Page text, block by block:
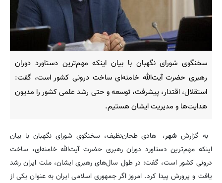
سخنگوی شورای نگهبان با بیان اینکه مهم‌ترین دستاورد دوران
رهبری حضرت آیت‌الله خامنه‌ای ساخت درونی کشور است، گفت:
استقلال، اقتدار، پیشرفت، توسعه و حتی رشد علمی کشور را مدیون
هدایت‌ها و مدیریت ایشان هستیم.
به گزارش شهر، هادی طحان‌نظیف، سخنگوی شورای نگهبان با بیان
اینکه مهم‌ترین دستاورد دوران رهبری حضرت آیت‌الله خامنه‌ای، ساخت
درونی کشور است، گفت: در طول سال‌های رهبری ایشان، ملت ایران رشد
یافت و پرورش پیدا کرد. امروز اگر جمهوری اسلامی ایران به عنوان یکی از